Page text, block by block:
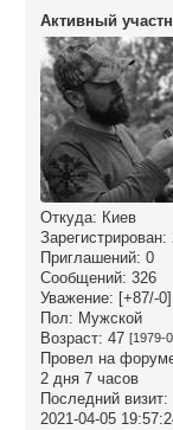
Активный
Откуда: Киев
Зарегистрирован:
Приглашений: 0
Сообщений: 326
Уважение: [+87/-0]
Пол: Мужской
Возраст: 47 [1979-
Провел на
2 дня 7 часов
Последний визит:
2021-04-05